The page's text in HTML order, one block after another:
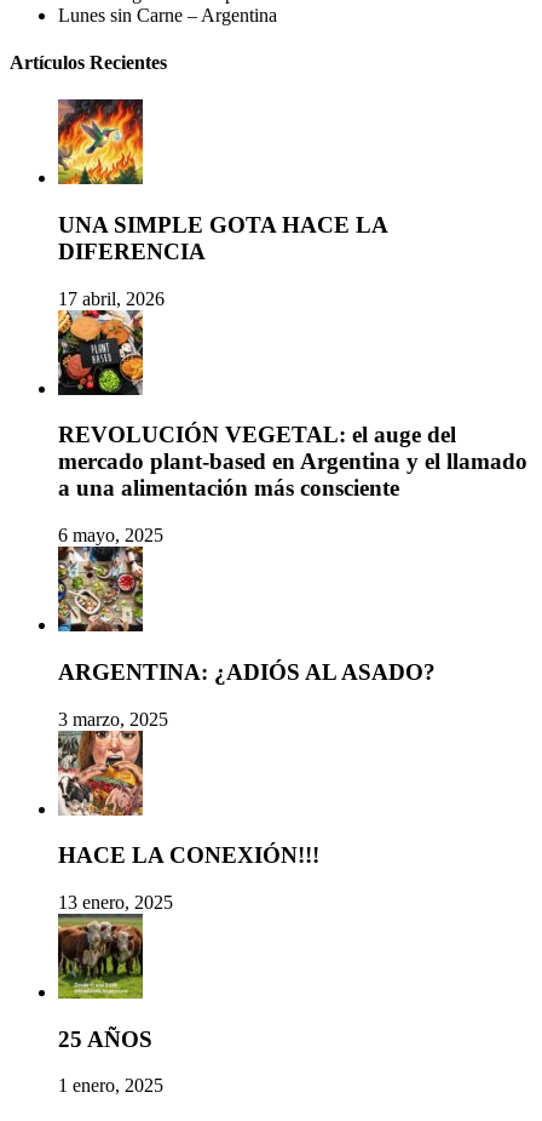
Lunes sin Carne – Argentina
Artículos Recientes
UNA SIMPLE GOTA HACE LA
DIFERENCIA
17 abril, 2026
REVOLUCIÓN VEGETAL: el auge del
mercado plant-based en Argentina y el llamado
a una alimentación más consciente
6 mayo, 2025
ARGENTINA: ¿ADIÓS AL ASADO?
3 marzo, 2025
HACE LA CONEXIÓN!!!
13 enero, 2025
25 AÑOS
1 enero, 2025